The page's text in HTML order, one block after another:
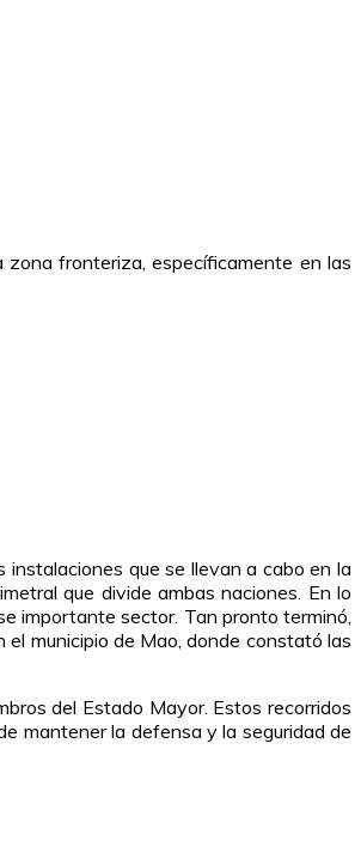
zona fronteriza, específicamente en las
instalaciones que se llevan a cabo en la
que divide ambas naciones. En lo
importante sector. Tan pronto terminó,
municipio de Mao, donde constató las
del Estado Mayor. Estos recorridos
mantener la defensa y la seguridad de